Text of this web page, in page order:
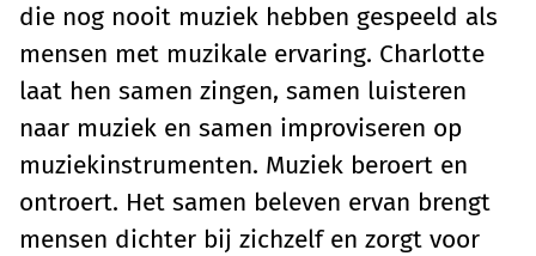
die nog nooit muziek hebben gespeeld als
mensen met muzikale ervaring. Charlotte
laat hen samen zingen, samen luisteren
naar muziek en samen improviseren op
muziekinstrumenten. Muziek beroert en
ontroert. Het samen beleven ervan brengt
mensen dichter bij zichzelf en zorgt voor